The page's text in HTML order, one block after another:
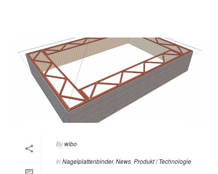
Bywibo
In Nagelplattenbinder, News Produkt / Technologie